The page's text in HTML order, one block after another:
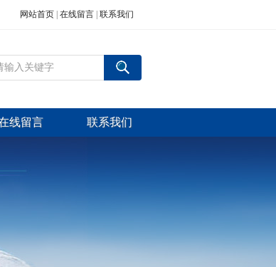
网站首页 在线留言 联系我们
线留言 联系我们